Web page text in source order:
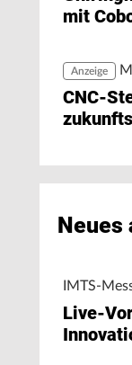
mit
Anzeige
CNC-
Neues
IMTS-
Live-